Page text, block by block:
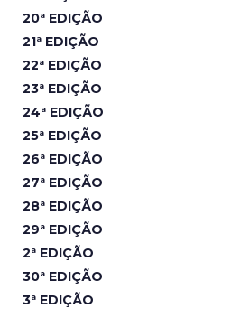
20ª EDIÇÃO
21ª EDIÇÃO
22ª EDIÇÃO
23ª EDIÇÃO
24ª EDIÇÃO
25ª EDIÇÃO
26ª EDIÇÃO
27ª EDIÇÃO
28ª EDIÇÃO
29ª EDIÇÃO
2ª EDIÇÃO
30ª EDIÇÃO
3ª EDIÇÃO